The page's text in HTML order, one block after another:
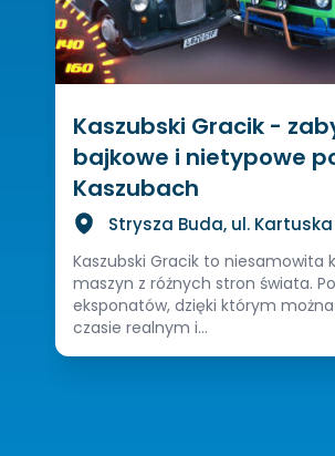
Kaszubski Gracik -
bajkowe i nietypowe
Kaszubach
Strysza Buda, ul.
Kaszubski Gracik to niesamowita
maszyn z różnych stron świata.
eksponatów, dzięki którym
czasie realnym i...